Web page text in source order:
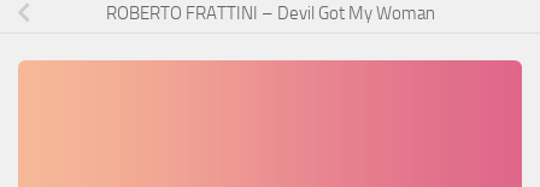
ROBERTO FRATTINI – Devil Got My Woman